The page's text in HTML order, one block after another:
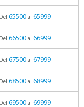
Del 65500al 65999
Del 66500al 66999
Del 67500al 67999
Del 68500al 68999
Del 69500al 69999